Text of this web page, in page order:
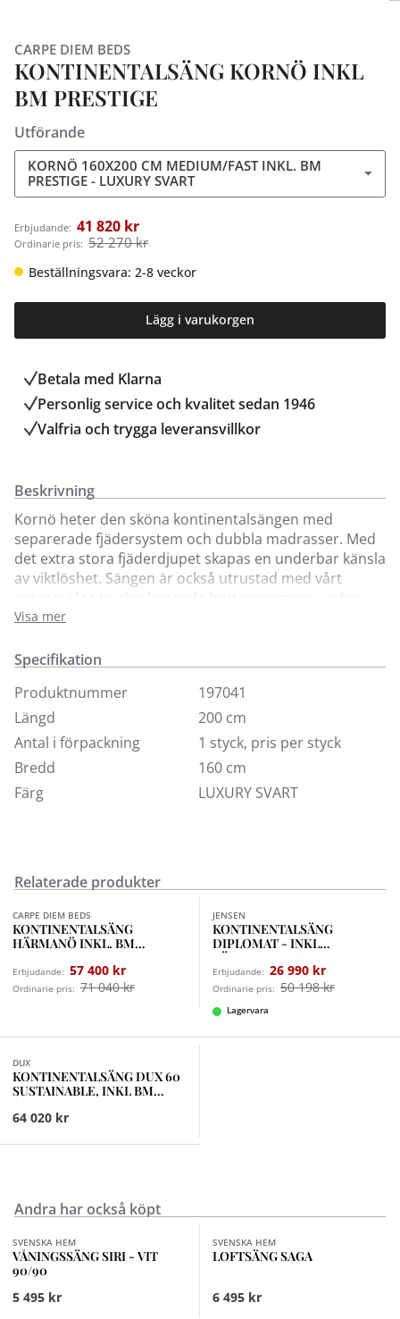
CARPE DIEM BEDS
KONTINENTALSÄNG KORNÖ INKL
BM PRESTIGE
Utförande
KORNÖ 160X200 CM MEDIUM/FAST INKL. BM
PRESTIGE - LUXURY SVART
Erbjudande: 41 820 kr
Ordinarie pris: 52 270 kr
Beställningsvara: 2-8 veckor
Lägg i varukorgen
Betala med Klarna
Personlig service och kvalitet sedan 1946
Valfria och trygga leveransvillkor
Beskrivning
Kornö heter den sköna kontinentalsängen med
separerade fjädersystem och dubbla madrasser. Med
det extra stora fjäderdjupet skapas en underbar känsla
av viktlöshet. Sängen är också utrustad med vårt
patentsökta tryckavlastande bottensegment under
madrassens pocketspringsystem, vilket är grunden i
följsam, stoppad med talalaylatex och har ett vitt
tvättas i 60°C. Höjd 5 cm. Ben ingår ej.
Finns i 8 standardtyger, visas här i tyg Luxury.
Ingår i priset:
Kontinentalsäng Kornö 160-210x200 cm
Visa mer
Specifikation
Produktnummer
197041
Längd
200 cm
Antal i förpackning
1 styck, pris per styck
Bredd
160 cm
Färg
LUXURY SVART
Relaterade produkter
Finns i fler val (12)
CARPE DIEM BEDS
KONTINENTALSÄNG
HÄRMANÖ INKL. BM
Erbjudande: 57 400 kr
Ordinarie pris: 71 040 kr
JENSEN
KONTINENTALSÄNG
DIPLOMAT - INKL
BÄDDMADRASS SLEEP II
Erbjudande: 26 990 kr
Ordinarie pris: 50 198 kr
Lagervara
DUX
KONTINENTALSÄNG DUX 60
SUSTAINABLE, INKL BM
64 020 kr
Andra har också köpt
SVENSKA HEM
VÅNINGSSÄNG SIRI - VIT
90/90
5 495 kr
SVENSKA HEM
LOFTSÄNG SAGA
6 495 kr